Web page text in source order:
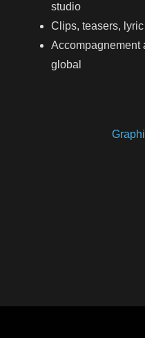
studio
Clips, teasers,
Accompagnement
global